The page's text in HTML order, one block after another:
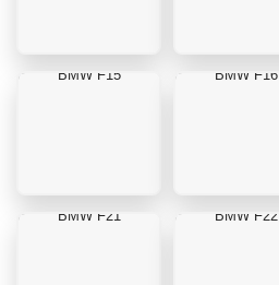
BMW F15 BMW F16
BMW F21 BMW F22